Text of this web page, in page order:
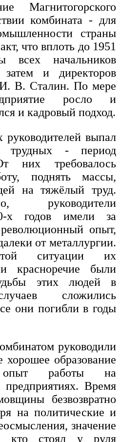
Магнитогорского
комбината - для
страны
что вплоть до 1951
всех начальников
затем и директоров
В. Сталин. По мере
росло и
и кадровый подход.
выпал
- период
них требовалось
поднять массы,
на тяжёлый труд.
руководители
х годов имели за
опыт,
от металлургии.
ситуации их
и красноречие были
этих людей в
сложились
они погибли в годы
руководили
образование
работы на
предприятиях. Время
безвозвратно
на политические и
значение
кто стоял у руля